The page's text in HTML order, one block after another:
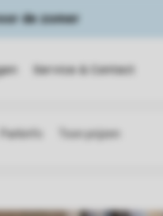
de zomer
Service & Contact